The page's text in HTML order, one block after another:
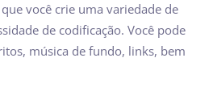
você crie uma variedade de
de codificação. Você pode
música de fundo, links, bem